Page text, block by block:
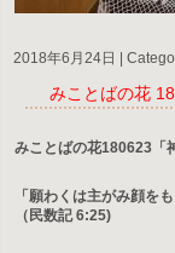
2018年6月24日
みことばの花
みことばの花180623「
「願わくは主がみ顔を
（民数記 6:25)